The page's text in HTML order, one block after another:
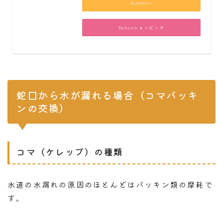
Amazon
Yahooショッピング
蛇口から水が漏れる場合（コマパッキ
ンの交換）
コマ（ケレップ）の種類
水道の水漏れの原因のほとんどはパッキン類の摩耗で
す。